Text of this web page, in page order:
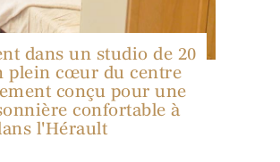
dans un studio de 20
plein cœur du centre
conçu pour une
confortable à
l'Hérault